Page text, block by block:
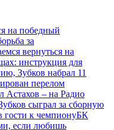
на победный
за
вернуться на
инструкция для
Зубков набрал 11
перелом
Астахов – на Радио
сыграл за сборную
к чемпионуБК
если любишь